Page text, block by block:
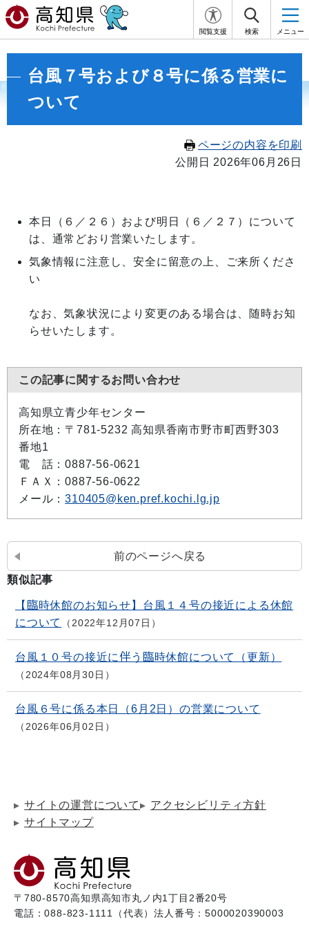
閲覧支援 検索 メニュー
台風７号および８号に係る営業に
ついて
ページの内容を印刷
公開日 2026年06月26日
本日（６／２６）および明日（６／２７）について
は、通常どおり営業いたします。
気象情報に注意し、安全に留意の上、ご来所くださ
い
なお、気象状況により変更のある場合は、随時お知
らせいたします。
この記事に関するお問い合わせ
高知県立青少年センター
所在地：〒781-5232 高知県香南市野市町西野303
番地1
電 話：0887-56-0621
ＦＡＸ：0887-56-0622
メール：310405@ken.pref.kochi.lg.jp
前のページへ戻る
類似記事
【臨時休館のお知らせ】台風１４号の接近による休館
について
2022年12月07日
台風１０号の接近に伴う臨時休館について（更新）
2024年08月30日
台風６号に係る本日（6月2日）の営業について
2026年06月02日
サイトの運営について
アクセシビリティ方針
サイトマップ
〒780-8570高知県高知市丸ノ内1丁目2番20号
電話：088-823-1111（代表）法人番号：5000020390003